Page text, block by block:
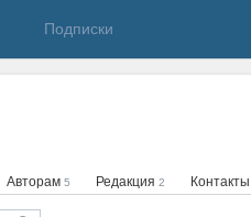
Подписки
Авторам 5 Редакция 2 Контакты